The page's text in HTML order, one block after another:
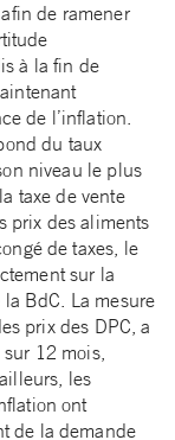
de ramener
à la fin de
de l’inflation.
du taux
niveau le plus
taxe de vente
prix des aliments
de taxes, le
sur la
BdC. La mesure
prix des DPC, a
12 mois,
les
ont
de la demande